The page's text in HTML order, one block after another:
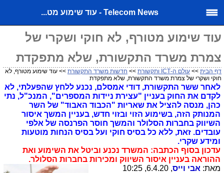
Telecom News - עוד שימוע מט...
עוד שימוע מטורף, לא חוקי ושקרי של
צמרת משרד התקשורת, שלא מתפקדת
דף הבית >> עולם ה-ICT ותקשורת >> חדשות משרד התקשורת >> עוד שימוע מטורף, לא
חוקי ושקרי של צמרת משרד התקשורת, שלא מתפקדת
לאחר ששר התקשורת, דודי אמסלם, נכנע ללחץ שהפעלתי, לא
לקדם את החוק בעניין "עצירת ניידות המספרים", המנכ"ל, נתי
כהן, מנסה להציל את שאריות "הכבוד האבוד" של השר
המנותק הזה, בשימוע הזוי ובזוי חדש, בעניין המשך איסור
השיווק בחברות הסלולר והמשך חוסר הפרנסה של אלפי
עובדים. זאת, ללא כל בסיס חוקי ועל בסיס הנחות מוטעות
ומידע שקרי.
עדכון בסוף הכתבה: המשרד נכנע וביטל את השימוע ואת
ההוראה בעניין איסור השיווק ומכירות בחברות הסלולר.
מאת: אבי וייס, 6.4.20, 10:25